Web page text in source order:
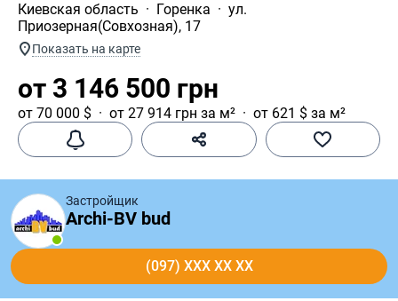
Киевская область Горенка
ул.
Приозерная(Совхозная), 17
Показать на карте
от 3 146 500 грн
от 70 000 $ от 27 914 грн за м² от 621 $ за м²
Застройщик
Archi-BV bud
(097) XXX XX XX